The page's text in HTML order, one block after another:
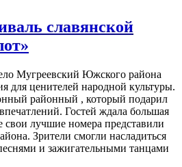
славянской
Мугреевский Южского района
для ценителей народной культуры.
районный , который подарил
Гостей ждала большая
свои лучшие номера представили
Зрители смогли насладиться
и зажигательными танцами